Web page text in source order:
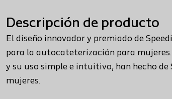
Descripción de producto
El diseño innovador y premiado de
para la autocateterización para
y su uso simple e intuitivo, han hecho
mujeres.